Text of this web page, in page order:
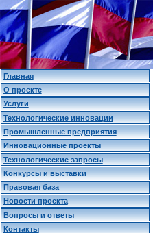
Главная
О проекте
Услуги
Технологические инновации
Промышленные предприятия
Инновационные проекты
Технологические запросы
Конкурсы и выставки
Правовая база
Новости проекта
Вопросы и ответы
Контакты